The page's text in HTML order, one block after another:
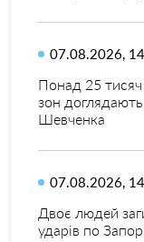
07.08.2026,
Понад 25 тисяч
зон
Шевченка
07.08.2026,
Двоє людей
ударів по